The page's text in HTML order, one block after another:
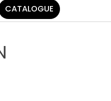
CATALOGUE